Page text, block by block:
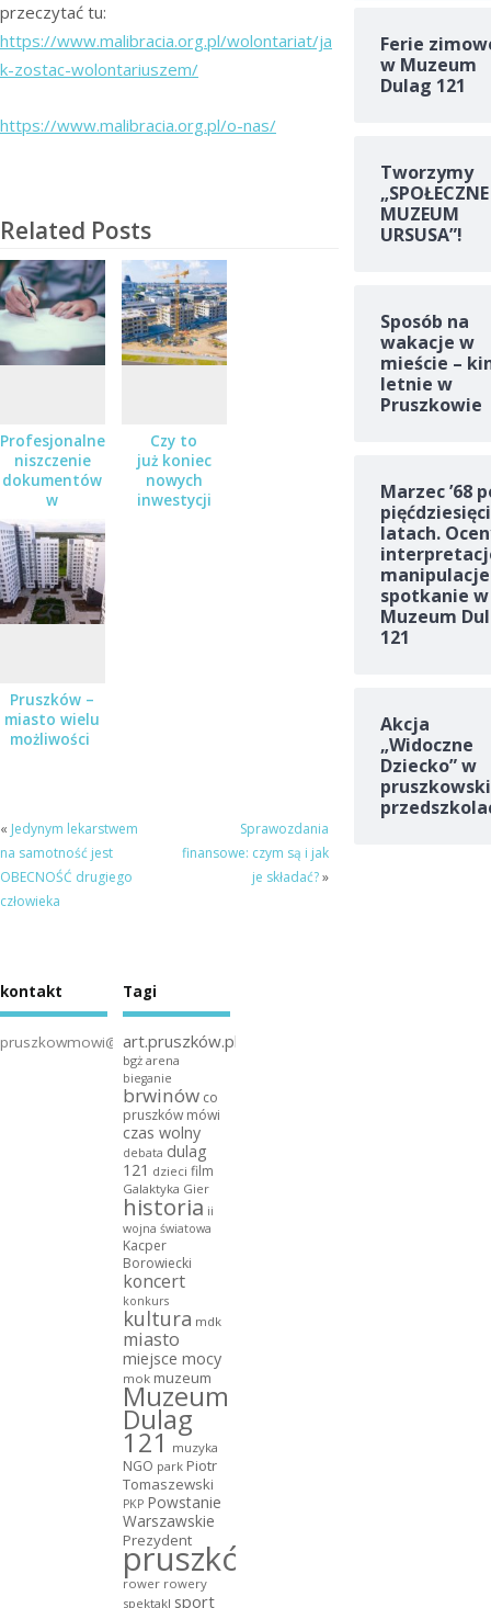
przeczytać tu:
https://www.malibracia.org.pl/wolontariat/ja
k-zostac-wolontariuszem/
https://www.malibracia.org.pl/o-nas/
Related Posts
Profesjonalne
niszczenie
dokumentów
w
Pruszkowie,
Piastowie i
Warszawie
Czy to
już koniec
nowych
inwestycji
Pruszków –
miasto wielu
możliwości
« Jedynym lekarstwem
na samotność jest
OBECNOŚĆ drugiego
człowieka
Sprawozdania
finansowe: czym są i jak
je składać?»
Ferie
w Muzeum
Dulag 121
Tworzymy
„SPOŁECZNE
MUZEUM
URSUSA”!
Sposób na
wakacje w
mieście –
letnie w
Pruszkowie
Marzec ’68
latach.
spotkanie w
Muzeum
121
Akcja
„Widoczne
Dziecko” w
kontakt
pruszkowmowi@gmail.com
Tagi
art.pruszków.pl
bgż arena
bieganie
brwinów co
pruszków mówi
czas wolny
debata dulag
121 dzieci film
Galaktyka Gier
historia ii
wojna światowa
Kacper
Borowiecki
koncert
konkurs
kultura mdk
miasto
miejsce mocy
mok muzeum
Muzeum
Dulag
121 muzyka
NGO park Piotr
Tomaszewski
PKP Powstanie
Warszawskie
Prezydent
pruszków
rower rowery
spektakl sport